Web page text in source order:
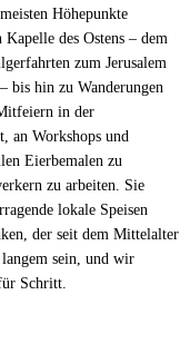
Höhepunkte
des Ostens – dem
zum Jerusalem
bis hin zu Wanderungen
in der
an Workshops und
Eierbemalen zu
zu arbeiten. Sie
lokale Speisen
der seit dem Mittelalter
sein, und wir
Schritt.